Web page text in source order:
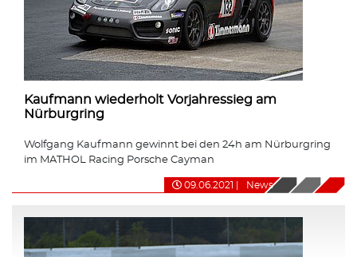
Kaufmann wiederholt Vorjahressieg am
Nürburgring
Wolfgang Kaufmann gewinnt bei den 24h am Nürburgring
im MATHOL Racing Porsche Cayman
09.06.2021 News